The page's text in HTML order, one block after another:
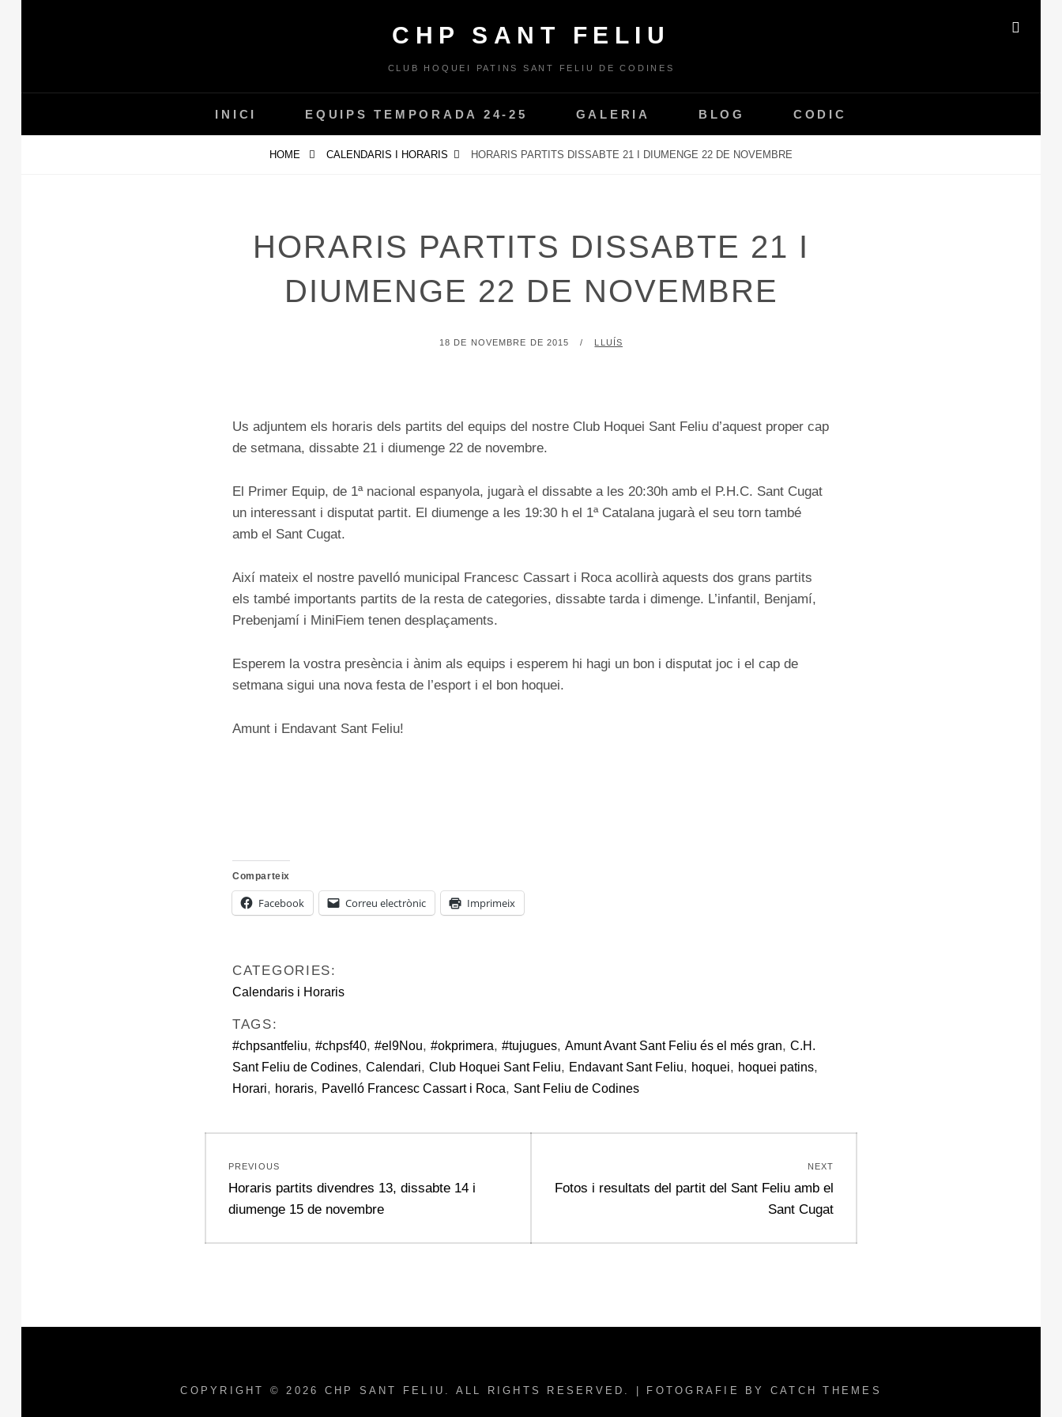
CHP SANT FELIU
CLUB HOQUEI PATINS SANT FELIU DE CODINES
INICI EQUIPS TEMPORADA 24-25 GALERIA BLOG CODIC
HOME CALENDARIS I HORARIS HORARIS PARTITS DISSABTE 21 I DIUMENGE 22 DE NOVEMBRE
HORARIS PARTITS DISSABTE 21 I
DIUMENGE 22 DE NOVEMBRE
POSTED
18 DE NOVEMBRE DE 2015 BY
LLUÍS
Us adjuntem els horaris dels partits del equips del nostre Club Hoquei Sant Feliu d’aquest proper cap
de setmana, dissabte 21 i diumenge 22 de novembre.
El Primer Equip, de 1ª nacional espanyola, jugarà el dissabte a les 20:30h amb el P.H.C. Sant Cugat
un interessant i disputat partit. El diumenge a les 19:30 h el 1ª Catalana jugarà el seu torn també
amb el Sant Cugat.
Així mateix el nostre pavelló municipal Francesc Cassart i Roca acollirà aquests dos grans partits
els també importants partits de la resta de categories, dissabte tarda i dimenge. L’infantil, Benjamí,
Prebenjamí i MiniFiem tenen desplaçaments.
Esperem la vostra presència i ànim als equips i esperem hi hagi un bon i disputat joc i el cap de
setmana sigui una nova festa de l’esport i el bon hoquei.
Amunt i Endavant Sant Feliu!
Comparteix
Facebook Correu electrònic Imprimeix
CATEGORIES:
Calendaris i Horaris
TAGS:
#chpsantfeliu, #chpsf40, #el9Nou, #okprimera, #tujugues, Amunt Avant Sant Feliu és el més gran, C.H.
Sant Feliu de Codines, Calendari, Club Hoquei Sant Feliu, Endavant Sant Feliu, hoquei, hoquei patins,
Horari, horaris, Pavelló Francesc Cassart i Roca, Sant Feliu de Codines
d'entrades
PREVIOUS
Previous
post:
Horaris partits divendres 13, dissabte 14 i
diumenge 15 de novembre
NEXT
Next
Fotos i resultats del partit del Sant Feliu amb el
Sant Cugat
COPYRIGHT © 2026 CHP SANT FELIU . ALL RIGHTS RESERVED. | FOTOGRAFIE BY CATCH THEMES